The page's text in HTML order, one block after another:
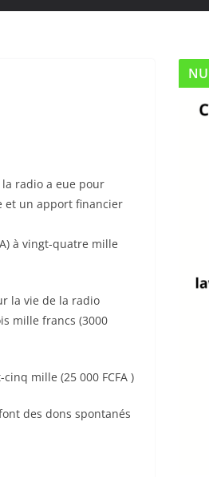
la radio a eue pour
et un apport financier
à vingt-quatre mille
la vie de la radio
mille francs (3000
mille (25 000 FCFA )
des dons spontanés